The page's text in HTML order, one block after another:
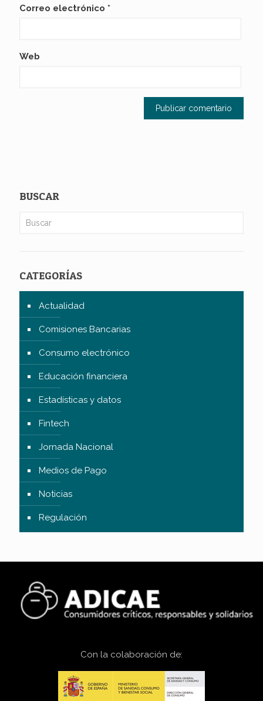
Correo electrónico *
Web
BUSCAR
CATEGORÍAS
Actualidad
Comisiones Bancarias
Consumo electrónico
Educación financiera
Estadísticas y datos
Fintech
Jornada Nacional
Medios de Pago
Noticias
Regulación
Con la colaboración de: